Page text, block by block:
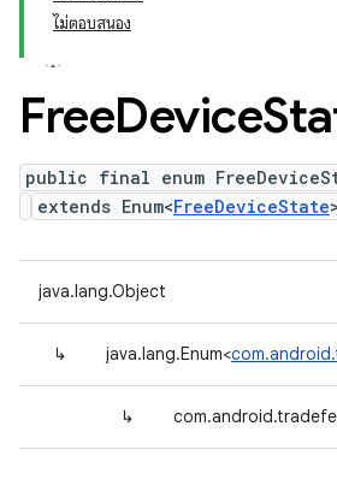
ไม่ตอบสนอง
FreeDevice
public final enum
extends Enum<FreeDeviceState
java.lang.Object
↳ java.lang.Enum<
↳